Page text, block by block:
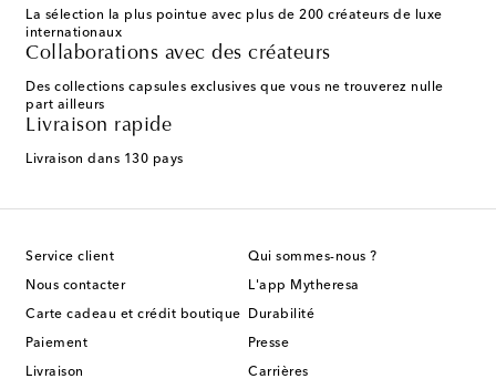
La sélection la plus pointue avec plus de 200 créateurs de luxe
internationaux
Collaborations avec des créateurs
Des collections capsules exclusives que vous ne trouverez nulle
part ailleurs
Livraison rapide
Livraison dans 130 pays
Service client
Nous contacter
Carte cadeau et crédit boutique
Paiement
Livraison
Qui sommes-nous ?
L'app Mytheresa
Durabilité
Presse
Carrières